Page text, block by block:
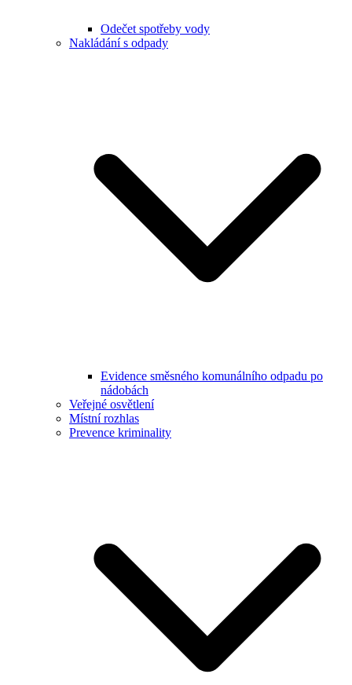
Odečet spotřeby vody
Nakládání s odpady
Evidence směsného komunálního odpadu po
nádobách
Veřejné osvětlení
Místní rozhlas
Prevence kriminality